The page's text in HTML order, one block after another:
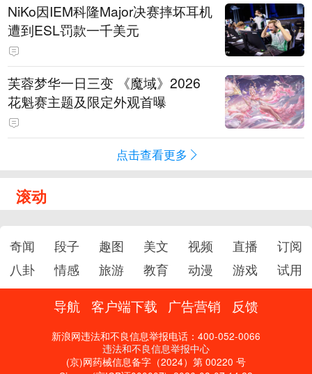
NiKo因IEM科隆Major决赛摔坏耳机
遭到ESL罚款一千美元
芙蓉梦华一日三变 《魔域》2026
花魁赛主题及限定外观首曝
点击查看更多
滚动
奇闻 段子 趣图 美文 视频 直播
订阅
八卦
情感 旅游 教育 动漫 游戏 试用
导航 客户端下载 广告营销 反馈
新浪网违法和不良信息举报电话：400-052-0066
违法和不良信息举报中心
(京)网药械信息备字（2024）第 00220 号